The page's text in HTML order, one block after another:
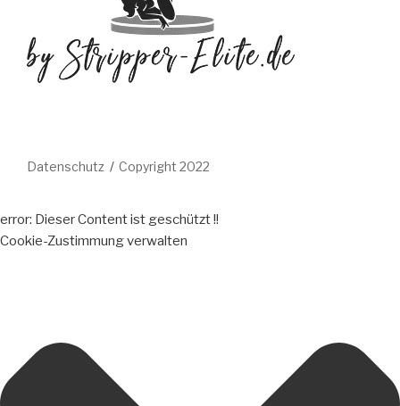
Datenschutz Copyright 2022
error: Dieser Content ist geschützt !!
Cookie-Zustimmung verwalten